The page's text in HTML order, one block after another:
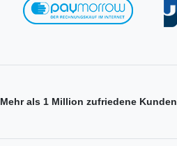
Mehr als 1 Million zufriedene Kunden